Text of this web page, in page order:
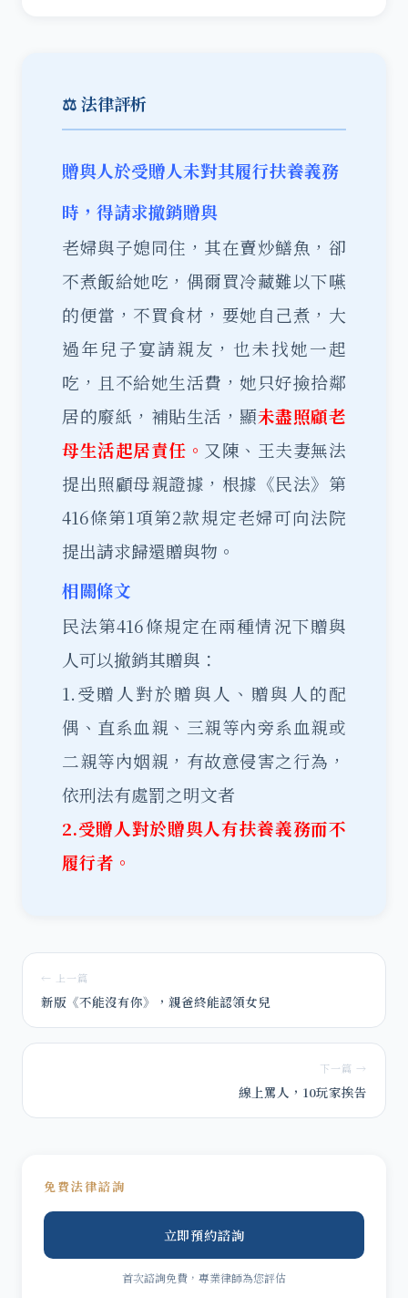
⚖️ 法律評析
贈與人於受贈人未對其履行扶養義務
時，得請求撤銷贈與
老婦與子媳同住，其在賣炒鱔魚，卻
不煮飯給她吃，偶爾買冷藏難以下嚥
的便當，不買食材，要她自己煮，大
過年兒子宴請親友，也未找她一起
吃，且不給她生活費，她只好撿拾鄰
居的廢紙，補貼生活，顯未盡照顧老
母生活起居責任。 又陳、王夫妻無法
提出照顧母親證據，根據《民法》第
416條第1項第2款規定老婦可向法院
提出請求歸還贈與物。
相關條文
民法第416條規定在兩種情況下贈與
人可以撤銷其贈與：
1.受贈人對於贈與人、贈與人的配
偶、直系血親、三親等內旁系血親或
二親等內姻親，有故意侵害之行為，
依刑法有處罰之明文者
2.受贈人對於贈與人有扶養義務而不
履行者。
← 上一篇
新版《不能沒有你》，親爸終能認領女兒
下一篇 →
線上罵人，10玩家挨告
免費法律諮詢
立即預約諮詢
首次諮詢免費，專業律師為您評估